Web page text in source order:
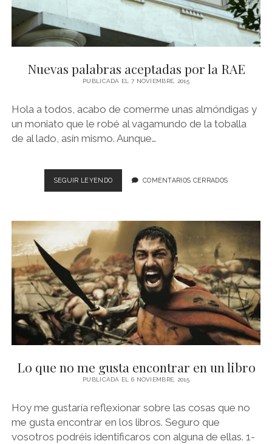
Nuevas palabras aceptadas por la RAE
PUBLICADA EL 7 NOVIEMBRE, 2015
Hola a todos, acabo de comerme unas almóndigas y
un moniato que le robé al vagamundo de la toballa
de al lado, asín mismo. Aunque…
SEGUIR LEYENDONUEVAS
PALABRAS
LA
RAE
COMENTARIOS CERRADOS
Lo que no me gusta encontrar en un libro
PUBLICADA EL 6 NOVIEMBRE, 2015
Hoy me gustaría reflexionar sobre las cosas que no
me gusta encontrar en los libros. Seguro que
vosotros podréis identificaros con alguna de ellas. 1-